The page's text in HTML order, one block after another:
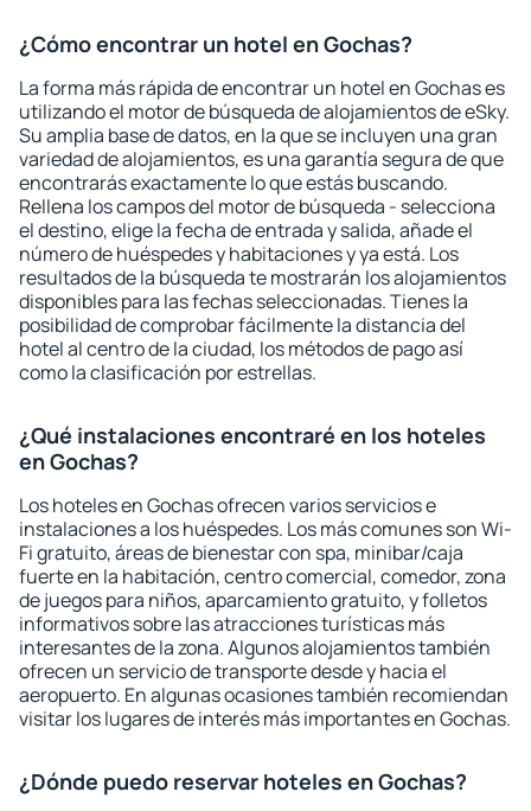
¿Cómo encontrar un hotel en Gochas?
La forma más rápida de encontrar un hotel en Gochas es
utilizando el motor de búsqueda de alojamientos de eSky.
Su amplia base de datos, en la que se incluyen una gran
variedad de alojamientos, es una garantía segura de que
encontrarás exactamente lo que estás buscando.
Rellena los campos del motor de búsqueda - selecciona
el destino, elige la fecha de entrada y salida, añade el
número de huéspedes y habitaciones y ya está. Los
resultados de la búsqueda te mostrarán los alojamientos
disponibles para las fechas seleccionadas. Tienes la
posibilidad de comprobar fácilmente la distancia del
hotel al centro de la ciudad, los métodos de pago así
como la clasificación por estrellas.
¿Qué instalaciones encontraré en los hoteles
en Gochas?
Los hoteles en Gochas ofrecen varios servicios e
instalaciones a los huéspedes. Los más comunes son Wi-
Fi gratuito, áreas de bienestar con spa, minibar/caja
fuerte en la habitación, centro comercial, comedor, zona
de juegos para niños, aparcamiento gratuito, y folletos
informativos sobre las atracciones turísticas más
interesantes de la zona. Algunos alojamientos también
ofrecen un servicio de transporte desde y hacia el
aeropuerto. En algunas ocasiones también recomiendan
visitar los lugares de interés más importantes en Gochas.
¿Dónde puedo reservar hoteles en Gochas?